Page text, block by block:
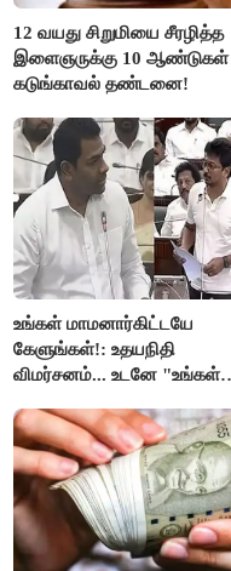
12 வயது சிறுமியை சீரழித்த
இளைஞருக்கு 10 ஆண்டுகள்
கடுங்காவல் தண்டனை!
உங்கள் மாமனார்கிட்டயே
கேளுங்கள்!: உதயநிதி
விமர்சனம்... உடனே "உங்கள்
ஆதவ் அர்ஜுனா பதிலடி!